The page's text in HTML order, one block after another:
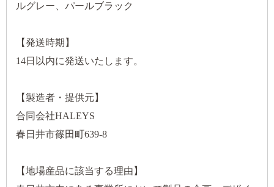
ルグレー、パールブラック
【発送時期】
14日以内に発送いたします。
【製造者・提供元】
合同会社HALEYS
春日井市篠田町639-8
【地場産品に該当する理由】